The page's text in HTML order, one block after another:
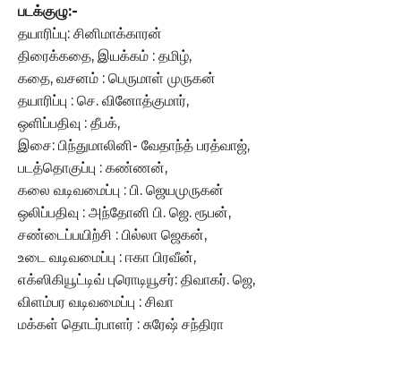
படக்குழு:-
தயாரிப்பு: சினிமாக்காரன்
திரைக்கதை, இயக்கம் : தமிழ்,
கதை, வசனம் : பெருமாள் முருகன்
தயாரிப்பு : செ. வினோத்குமார்,
ஒளிப்பதிவு : தீபக்,
இசை: பிந்துமாலினி- வேதாந்த் பரத்வாஜ்,
படத்தொகுப்பு : கண்ணன்,
கலை வடிவமைப்பு : பி. ஜெயமுருகன்
ஒலிப்பதிவு : அந்தோனி பி. ஜெ. ரூபன்,
சண்டைப்பயிற்சி : பில்லா ஜெகன்,
உடை வடிவமைப்பு : ஈகா பிரவீன்,
எக்ஸிகியூட்டிவ் புரொடியூசர்: திவாகர். ஜெ,
விளம்பர வடிவமைப்பு : சிவா
மக்கள் தொடர்பாளர் : சுரேஷ் சந்திரா